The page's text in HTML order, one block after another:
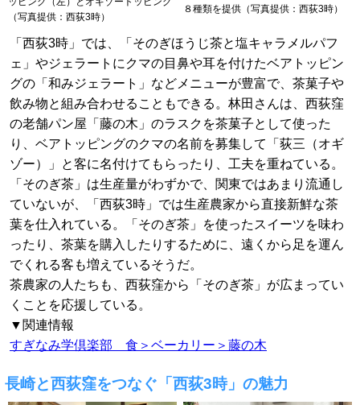
「西荻3時」では、「そのぎほうじ茶と塩キャラメルパフ
ェ」やジェラートにクマの目鼻や耳を付けたベアトッピン
グの「和みジェラート」などメニューが豊富で、茶菓子や
飲み物と組み合わせることもできる。林田さんは、西荻窪
の老舗パン屋「藤の木」のラスクを茶菓子として使った
り、ベアトッピングのクマの名前を募集して「荻三（オギ
ゾー）」と客に名付けてもらったり、工夫を重ねている。
「そのぎ茶」は生産量がわずかで、関東ではあまり流通し
ていないが、「西荻3時」では生産農家から直接新鮮な茶
葉を仕入れている。「そのぎ茶」を使ったスイーツを味わ
ったり、茶葉を購入したりするために、遠くから足を運ん
でくれる客も増えているそうだ。
茶農家の人たちも、西荻窪から「そのぎ茶」が広まってい
くことを応援している。
▼関連情報
すぎなみ学倶楽部 食＞ベーカリー＞藤の木
（写真提供：西荻3時）
８種類を提供（写真提供：西荻3時）
長崎と西荻窪をつなぐ「西荻3時」の魅力